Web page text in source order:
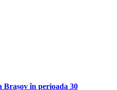
Brașov în perioada 30